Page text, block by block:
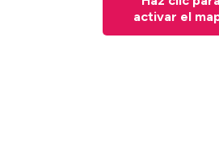
activar el